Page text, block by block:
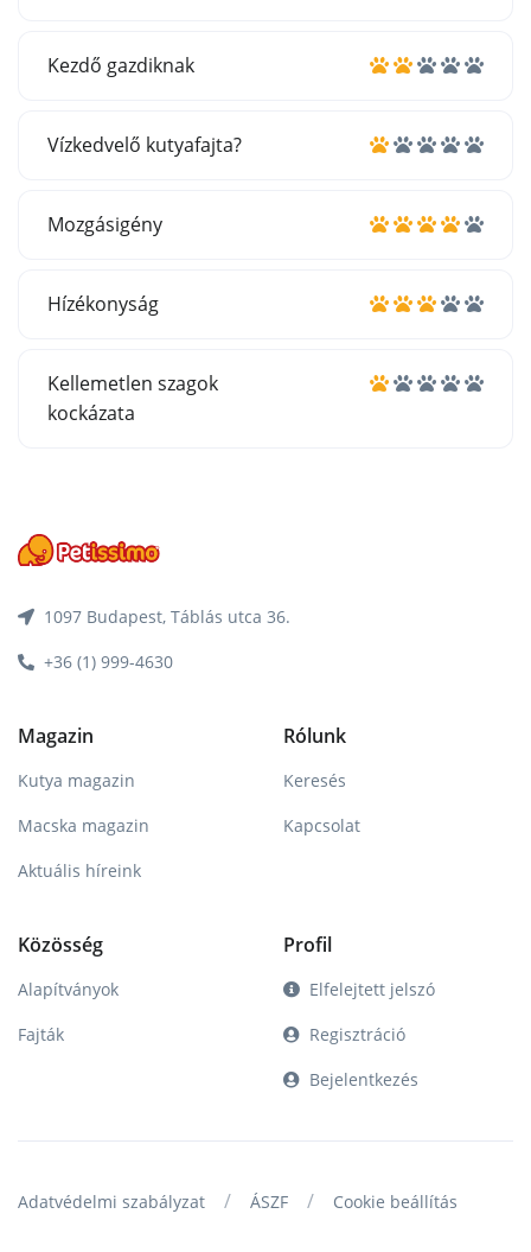
Kezdő gazdiknak
Vízkedvelő kutyafajta?
Mozgásigény
Hízékonyság
Kellemetlen szagok
kockázata
1097 Budapest, Táblás utca 36.
+36 (1) 999-4630
Magazin
Kutya magazin
Macska magazin
Aktuális híreink
Rólunk
Keresés
Kapcsolat
Közösség
Alapítványok
Fajták
Profil
Elfelejtett jelszó
Regisztráció
Bejelentkezés
Adatvédelmi szabályzat / ÁSZF / Cookie beállítás